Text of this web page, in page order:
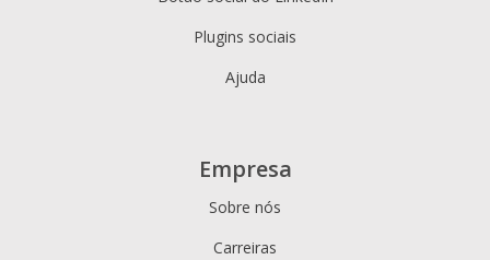
Plugins sociais
Ajuda
Empresa
Sobre nós
Carreiras